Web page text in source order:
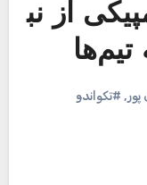
از نب
, #تکواندو